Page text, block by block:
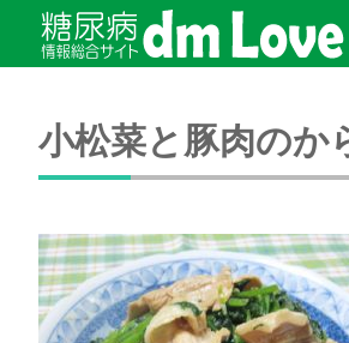
小松菜と豚肉のか